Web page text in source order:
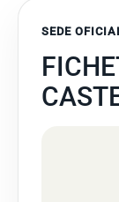
SEDE